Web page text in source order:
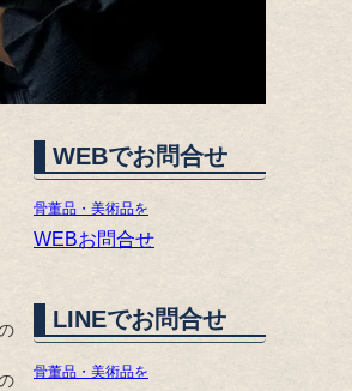
WEBでお問合せ
骨董品・美術品を
WEBお問合せ
LINEでお問合せ
骨董品・美術品を